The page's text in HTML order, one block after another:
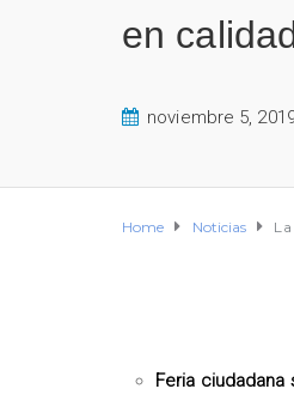
en
noviembre 5,
Home Noticias
Feria ciudadana